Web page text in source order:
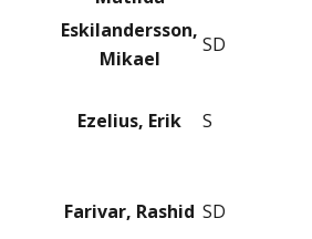
Eskilandersson,
Mikael
SD
Ezelius, Erik S
Farivar, Rashid SD